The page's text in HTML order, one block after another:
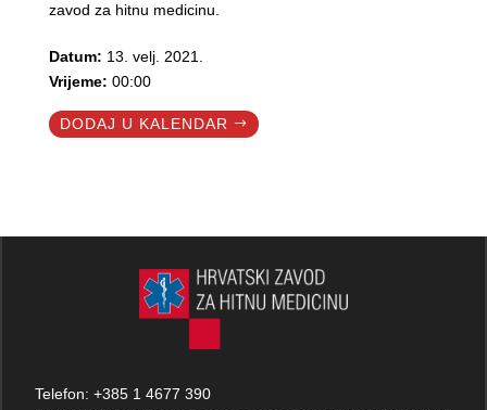
zavod za hitnu medicinu.
Datum: 13. velj. 2021.
Vrijeme: 00:00
DODAJ U KALENDAR
Telefon:+385 1 4677 390